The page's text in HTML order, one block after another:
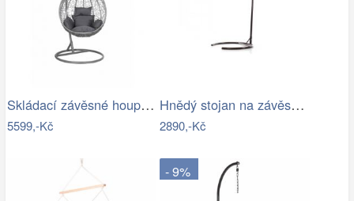
Skládací závěsné houpací křeslo…
5599,-Kč
Hnědý stojan na závěsné houpací křeslo…
2890,-Kč
- 9%